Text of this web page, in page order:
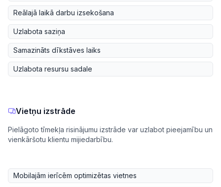
Reālajā laikā darbu izsekošana
Uzlabota saziņa
Samazināts dīkstāves laiks
Uzlabota resursu sadale
Vietņu izstrāde
Pielāgoto tīmekļa risinājumu izstrāde var uzlabot pieejamību un
vienkāršotu klientu mijiedarbību.
Mobilajām ierīcēm optimizētas vietnes